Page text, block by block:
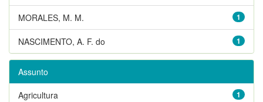
1
MORALES, M. M.
1
NASCIMENTO, A. F. do
Assunto
1
Agricultura